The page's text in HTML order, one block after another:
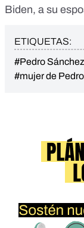
Biden, a su
ETIQUETAS:
#Pedro Sánchez
#mujer de